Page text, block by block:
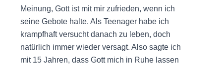
Meinung, Gott ist mit mir zufrieden, wenn ich
seine Gebote halte. Als Teenager habe ich
krampfhaft versucht danach zu leben, doch
natürlich immer wieder versagt. Also sagte ich
mit 15 Jahren, dass Gott mich in Ruhe lassen